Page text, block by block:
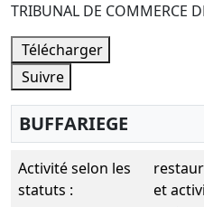
TRIBUNAL DE COMMERCE
Télécharger
Suivre
BUFFARIEGE
Activité selon les
statuts :
et